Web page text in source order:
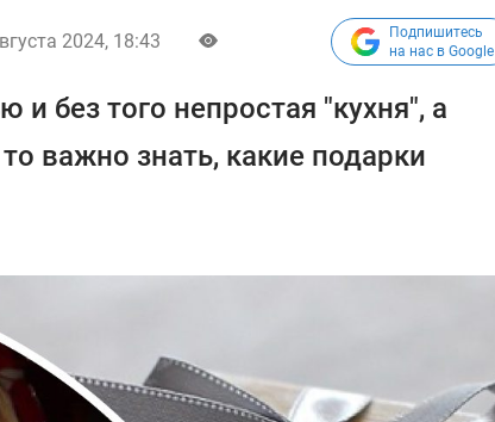
2024, 18:43
Подпишитесь
на нас в Google
без того непростая "кухня", а
важно знать, какие подарки